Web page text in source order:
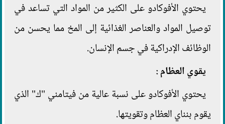
يحتوي الأفوكادو على الكثير من المواد التي تساعد في
توصيل المواد والعناصر الغذائية إلى المخ مما يحسن من
الوظائف الإدراكية في جسم الإنسان.
يقوي العظام :
يحتوي الأفوكادو على نسبة عالية من فيتامني "ك" الذي
يقوم بنناي العظام وتقويتها.